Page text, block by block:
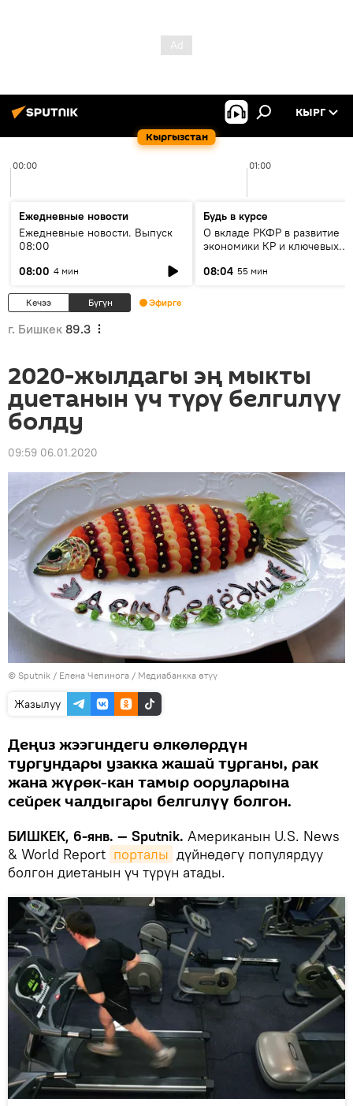
Кыргызстан
КЫРГ
00:00 01:00
Ежедневные новости
Ежедневные новости. Выпуск
08:00
08:00 4 мин
Будь в курсе
О вкладе РКФР в развитие
экономики КР и ключевых
08:04 55 мин
Кечээ Бүгүн Эфирге
г. Бишкек 89.3
2020-жылдагы эң мыкты
диетанын үч түрү белгилүү
болду
09:59 06.01.2020
© Sputnik / Елена Чепинога / Медиабанкка өтүү
Жазылуу
Деңиз жээгиндеги өлкөлөрдүн
тургундары узакка жашай турганы, рак
жана жүрөк-кан тамыр ооруларына
сейрек чалдыгары белгилүү болгон.
БИШКЕК, 6-янв. — Sputnik. Американын U.S. News
& World Report порталы дүйнөдөгү популярдуу
болгон диетанын үч түрүн атады.